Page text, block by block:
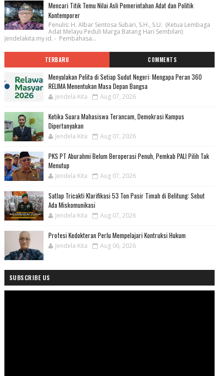
Mencari Titik Temu Nilai Asli Pemerintahan Adat dan Politik
Kontemporer
Penulis: H. Albar Sentosa Subari, S.H., S.U. (Ketua Lembaga
Adat Melayu Peduli Marga Batang Hari Sembilan)
Jendelakita.my.id. - Pembahasa...
TERBARU COMMENTS
Menyalakan Pelita di Setiap Sudut Negeri: Mengapa Peran 360
RELIMA Menentukan Masa Depan Bangsa
Jendela Kita Aug 07, 2026
Ketika Suara Mahasiswa Terancam, Demokrasi Kampus
Dipertanyakan
Jendela Kita Aug 07, 2026
PKS PT Aburahmi Belum Beroperasi Penuh, Pemkab PALI Pilih Tak
Menutup
Jendela Kita Aug 07, 2026
Satlap Tricakti Klarifikasi 53 Ton Pasir Timah di Belitung: Sebut
Ada Miskomunikasi
Jendela Kita Aug 07, 2026
Profesi Kedokteran Perlu Mempelajari Kontruksi Hukum
Jendela Kita Aug 06, 2026
SUBSCRIBE US